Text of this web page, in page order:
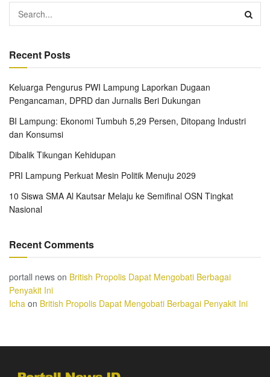
Recent Posts
Keluarga Pengurus PWI Lampung Laporkan Dugaan
Pengancaman, DPRD dan Jurnalis Beri Dukungan
BI Lampung: Ekonomi Tumbuh 5,29 Persen, Ditopang Industri
dan Konsumsi
Dibalik Tikungan Kehidupan
PRI Lampung Perkuat Mesin Politik Menuju 2029
10 Siswa SMA Al Kautsar Melaju ke Semifinal OSN Tingkat
Nasional
Recent Comments
portall news on British Propolis Dapat Mengobati Berbagai
Penyakit Ini
Icha on British Propolis Dapat Mengobati Berbagai Penyakit Ini